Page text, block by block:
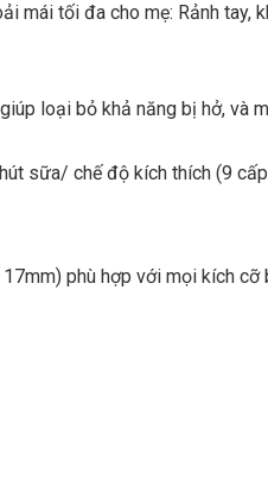
mái tối đa cho mẹ: Rảnh tay,
loại bỏ khả năng bị hở, và
sữa/ chế độ kích thích (9
phù hợp với mọi kích cỡ